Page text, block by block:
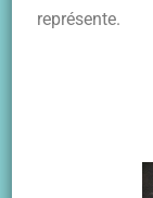
représente.